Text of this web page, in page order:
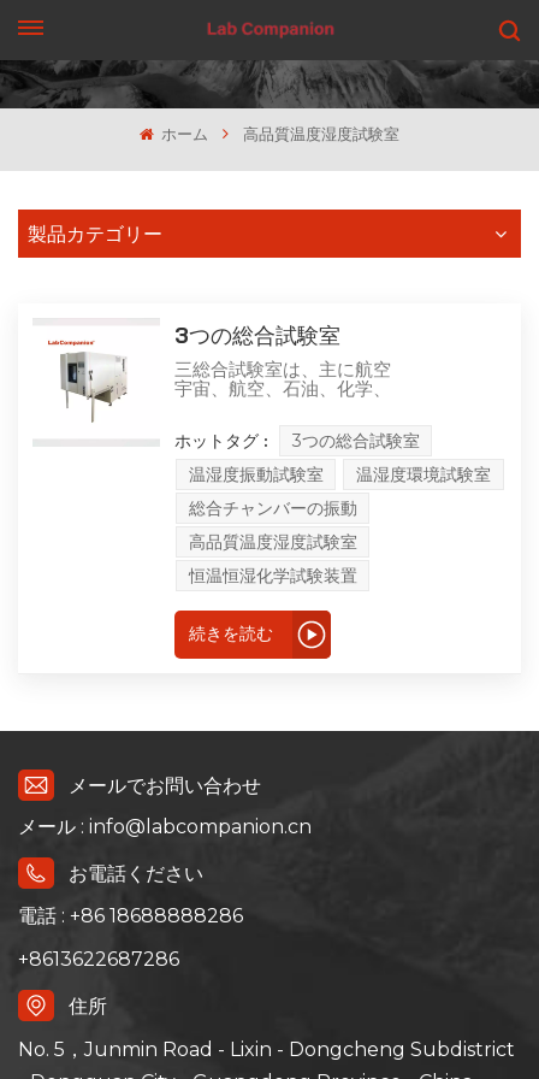
見積もりを依頼する
ホーム 高品質温度湿度試験室
製品カテゴリー
3つの総合試験室
三総合試験室は、主に航空
宇宙、航空、石油、化学、
と生産ユニットに温度と湿
度の変化環境を提供しま
す。同時に、電気振動スト
レス試験室では、ユーザー
が使用する機械（または部
品）、電気機器、計器、材
料の温度、振動の総合スト
レススクリーニングテスト
を行い、試験物の適応性を
を評価したりすることがで
きます。単一要因の影響と
比較して、電気電子製品の
もっと正確に反映し、製品
ができ、新製品開発、プロ
トタイプテスト、製品適格
性確認テストの全プロセス
にとって不可欠で重要なテ
ホットタグ :
3つの総合試験室
温湿度振動試験室
温湿度環境試験室
総合チャンバーの振動
高品質温度湿度試験室
恒温恒湿化学試験装置
続きを読む
メールでお問い合わせ
メール : info@labcompanion.cn
お電話ください
電話 : +86 18688888286
+8613622687286
住所
No. 5，Junmin Road - Lixin - Dongcheng Subdistrict